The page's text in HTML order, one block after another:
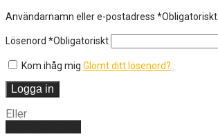
Användarnamn eller e-postadress *Obligatoriskt
Lösenord *Obligatoriskt
Kom ihåg mig Glömt ditt lösenord?
Logga in
Eller